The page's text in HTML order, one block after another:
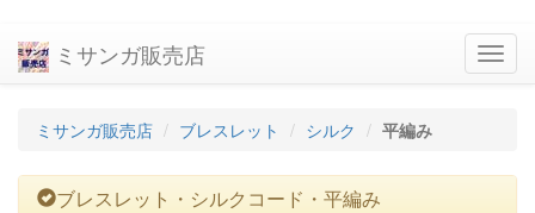
ミサンガ販売店
ミサンガ販売店 ブレスレット シルク 平編み
ブレスレット・シルクコード・平編み